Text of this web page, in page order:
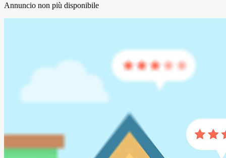
Annuncio non più disponibile